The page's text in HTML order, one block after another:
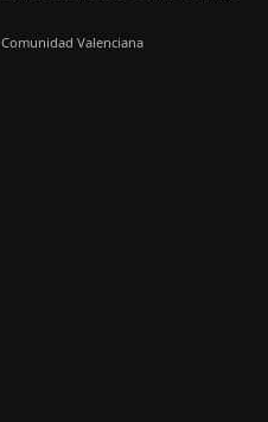
Comunidad Valenciana